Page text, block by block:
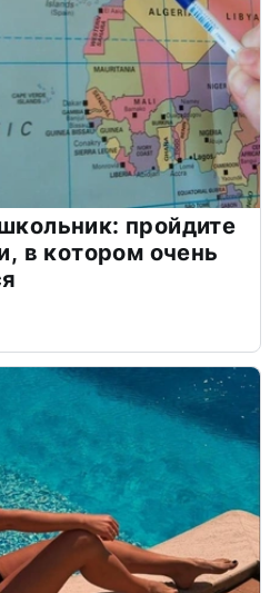
пройдите
в котором очень